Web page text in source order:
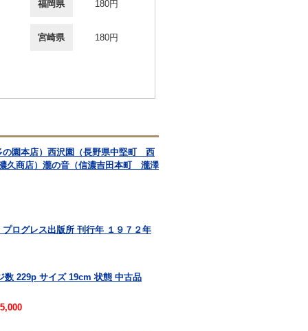
福岡県 180円
宮崎県 180円
園本店）西沢園（長野県中堅町 西
久商店）瀧の音（信濃吉田本町 瀧澤
ログレス出版所 刊行年 １９７２年
229p サイズ 19cm 状態 中古品